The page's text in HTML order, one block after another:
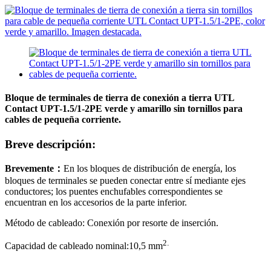
Bloque de terminales de tierra de conexión a tierra UTL
Contact UPT-1.5/1-2PE verde y amarillo sin tornillos para
cables de pequeña corriente.
Breve descripción:
Brevemente ： En los bloques de distribución de energía, los
bloques de terminales se pueden conectar entre sí mediante ejes
conductores; los puentes enchufables correspondientes se
encuentran en los accesorios de la parte inferior.
Método de cableado: Conexión por resorte de inserción.
Capacidad de cableado nominal:10,5 mm2.